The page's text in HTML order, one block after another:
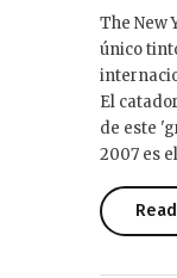
The New
único
El
de este
2007 es